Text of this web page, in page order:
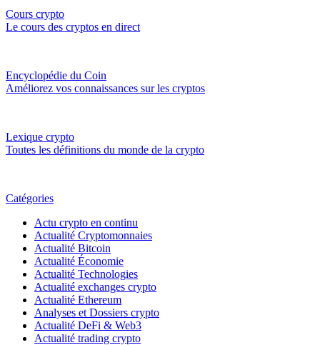
Cours crypto
Le cours des cryptos en direct
Encyclopédie du Coin
Améliorez vos connaissances sur les cryptos
Lexique crypto
Toutes les définitions du monde de la crypto
Catégories
Actu crypto en continu
Actualité Cryptomonnaies
Actualité Bitcoin
Actualité Économie
Actualité Technologies
Actualité exchanges crypto
Actualité Ethereum
Analyses et Dossiers crypto
Actualité DeFi & Web3
Actualité trading crypto